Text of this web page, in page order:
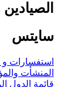
سايتس
استفسارات
المنشأت
قائمة الدول